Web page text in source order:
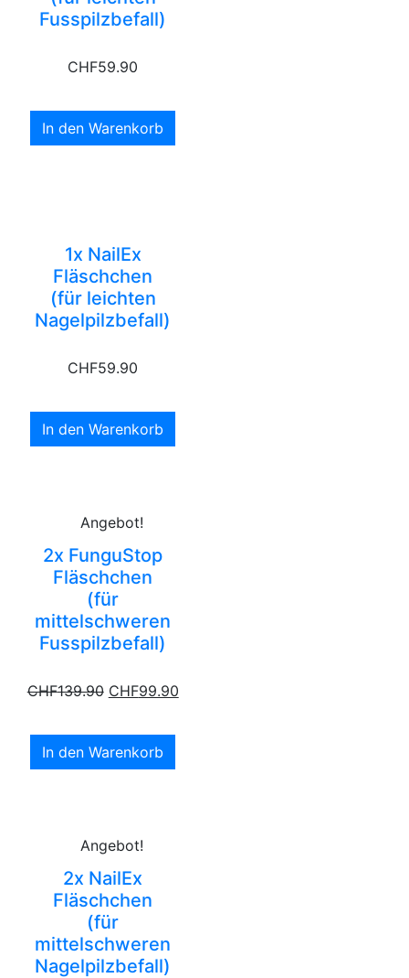
Fusspilzbefall)
CHF59.90
In den Warenkorb
1x NailEx
Fläschchen
(für leichten
Nagelpilzbefall)
CHF59.90
In den Warenkorb
Angebot!
2x FunguStop
Fläschchen
(für
mittelschweren
Fusspilzbefall)
CHF139.90 CHF99.90
In den Warenkorb
Angebot!
2x NailEx
Fläschchen
(für
mittelschweren
Nagelpilzbefall)